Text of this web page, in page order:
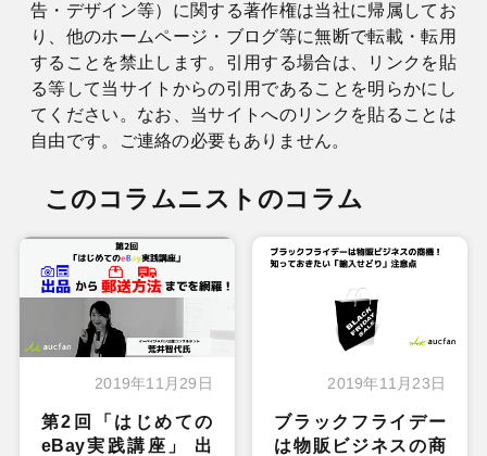
告・デザイン等）に関する著作権は当社に帰属してお
り、他のホームページ・ブログ等に無断で転載・転用
することを禁止します。引用する場合は、リンクを貼
る等して当サイトからの引用であることを明らかにし
てください。なお、当サイトへのリンクを貼ることは
自由です。ご連絡の必要もありません。
このコラムニストのコラム
2019年11月29日
第2回「はじめての
eBay実践講座」 出
2019年11月23日
ブラックフライデー
は物販ビジネスの商